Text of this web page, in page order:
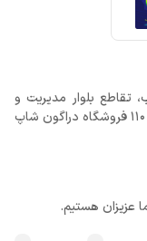
بلوار مدیریت و